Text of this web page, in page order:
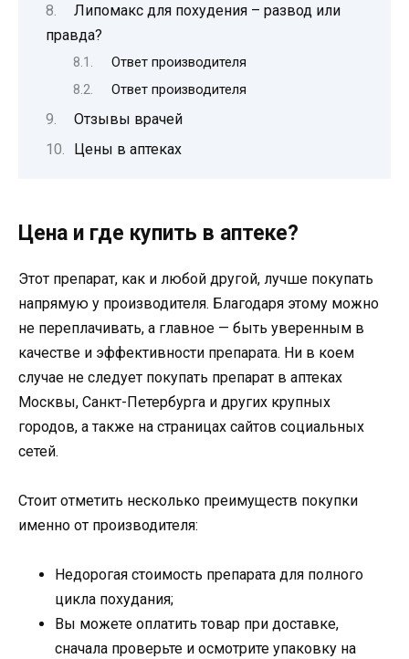
Липомакс для похудения – развод или
правда?
Ответ производителя
Ответ производителя
Отзывы врачей
Цены в аптеках
Цена и где купить в аптеке?
Этот препарат, как и любой другой, лучше покупать
напрямую у производителя. Благодаря этому можно
не переплачивать, а главное — быть уверенным в
качестве и эффективности препарата. Ни в коем
случае не следует покупать препарат в аптеках
Москвы, Санкт-Петербурга и других крупных
городов, а также на страницах сайтов социальных
сетей.
Стоит отметить несколько преимуществ покупки
именно от производителя:
Недорогая стоимость препарата для полного
цикла похудания;
Вы можете оплатить товар при доставке,
сначала проверьте и осмотрите упаковку на